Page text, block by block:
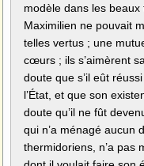
modèle dans les beaux
Maximilien ne pouvait
telles vertus ; une
cœurs ; ils s’aimèrent
doute que s’il eût
l’État, et que son
doute qu’il ne fût
qui n’a ménagé aucun
thermidoriens, n’a pas